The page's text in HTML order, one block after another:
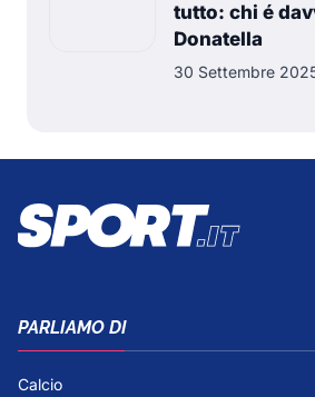
tutto: chi é
Donatella
30 Settembre
PARLIAMO DI
Calcio